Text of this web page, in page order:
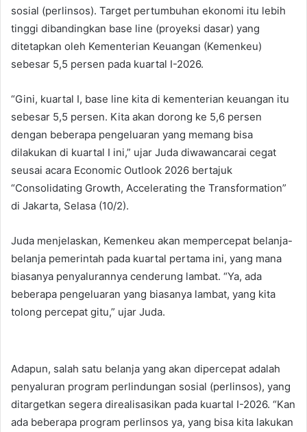
sosial (perlinsos). Target pertumbuhan ekonomi itu lebih
tinggi dibandingkan base line (proyeksi dasar) yang
ditetapkan oleh Kementerian Keuangan (Kemenkeu)
sebesar 5,5 persen pada kuartal I-2026.
“Gini, kuartal I, base line kita di kementerian keuangan itu
sebesar 5,5 persen. Kita akan dorong ke 5,6 persen
dengan beberapa pengeluaran yang memang bisa
dilakukan di kuartal I ini,” ujar Juda diwawancarai cegat
seusai acara Economic Outlook 2026 bertajuk
“Consolidating Growth, Accelerating the Transformation”
di Jakarta, Selasa (10/2).
Juda menjelaskan, Kemenkeu akan mempercepat belanja-
belanja pemerintah pada kuartal pertama ini, yang mana
biasanya penyalurannya ​cenderung lambat. “Ya, ada
beberapa pengeluaran yang biasanya lambat, yang kita
tolong percepat gitu,” ujar Juda.
Adapun, salah satu belanja yang akan dipercepat adalah
penyaluran program perlindungan sosial (perlinsos), yang
ditargetkan segera direalisasikan pada kuartal I-2026. “Kan
ada beberapa program perlinsos ya, yang bisa kita lakukan